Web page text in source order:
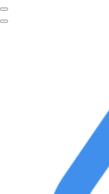
Plombier Chauffagiste